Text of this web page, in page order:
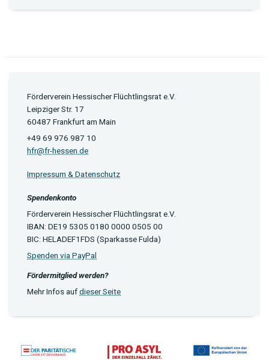
Förderverein Hessischer Flüchtlingsrat e.V.
Leipziger Str. 17
60487 Frankfurt am Main
+49 69 976 987 10
hfr@fr-hessen.de
Impressum & Datenschutz
Spendenkonto
Förderverein Hessischer Flüchtlingsrat e.V.
IBAN: DE19 5305 0180 0000 0505 00
BIC: HELADEF1FDS (Sparkasse Fulda)
Spenden via PayPal
Fördermitglied werden?
Mehr Infos aufdieser Seite